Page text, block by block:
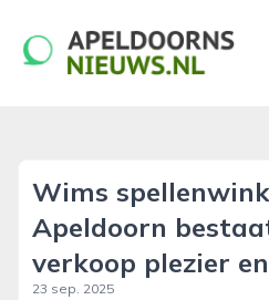
apeldoornsnieuws.nl
Wims
Apeldoorn
verkoop plezier
23 sep. 2025